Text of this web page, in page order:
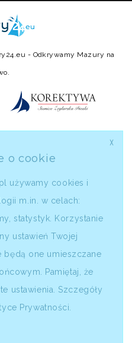
- Odkrywamy Mazury na
o cookie
używamy cookies i
m.in. w celach:
statystyk. Korzystanie
ustawień Twojej
będą one umieszczane
Pamiętaj, że
ustawienia. Szczegóły
Prywatności.
╳